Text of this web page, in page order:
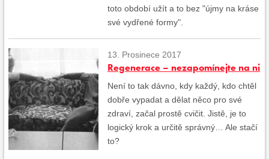
toto období užít a to bez "újmy na kráse
své vydřené formy".
13. Prosinece 2017
Regenerace – nezapomínejte na ni
Není to tak dávno, kdy každý, kdo chtěl
dobře vypadat a dělat něco pro své
zdraví, začal prostě cvičit. Jistě, je to
logický krok a určitě správný… Ale stačí
to?